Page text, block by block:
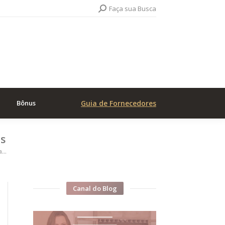
Search:Faça sua Busca
Bônus Guia de Fornecedores
Canal do Blog